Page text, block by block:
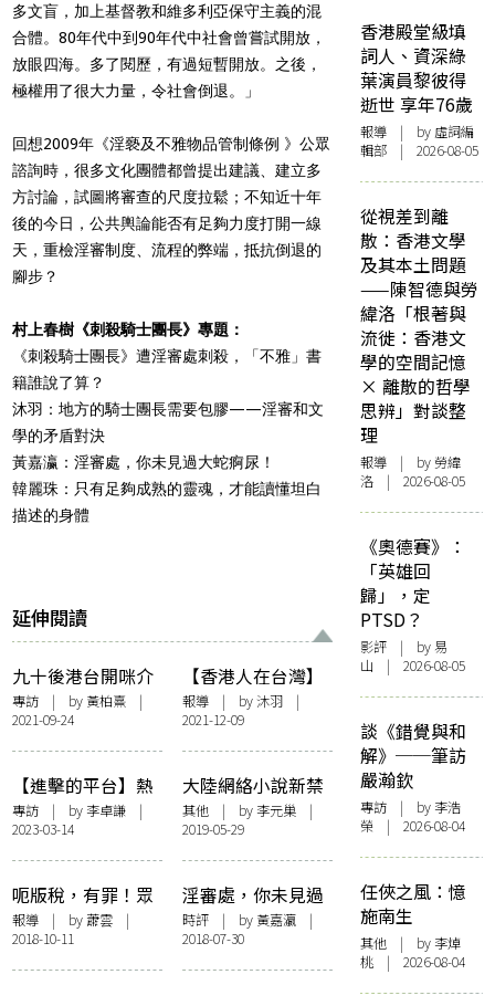
多文盲，加上基督教和維多利亞保守主義的混
合體。80年代中到90年代中社會曾嘗試開放，
放眼四海。多了閱歷，有過短暫開放。之後，
極權用了很大力量，令社會倒退。」
回想2009年《淫褻及不雅物品管制條例 》公眾
諮詢時，很多文化團體都曾提出建議、建立多
方討論，試圖將審查的尺度拉鬆；不知近十年
後的今日，公共輿論能否有足夠力度打開一線
天，重檢淫審制度、流程的弊端，抵抗倒退的
腳步 ？
村上春樹《刺殺騎士團長》專題：
《刺殺騎士團長》遭淫審處刺殺，「不雅」書
籍誰說了算？
沐羽：地方的騎士團長需要包膠——淫審和文
學的矛盾對決
黃嘉瀛：淫審處，你未見過大蛇痾尿！
韓麗珠：只有足夠成熟的靈魂，才能讀懂坦白
描述的身體
延伸閱讀
九十後港台開咪介
紹文學團體 「香港
文學十三邀」：希
望帶來更多想像與
認知
專訪 | by 黃柏熹 |
2021-09-24
【香港人在台灣】
行行企企蕩失路
——記台文館「追
憶我城──香港文
學年華」特展
報導| by沐羽|
2021-12-09
【進擊的平台】熱
血漫畫設計宅——
專訪本地漫畫團體
「紙本分格」
專訪 | by 李卓謙 |
2023-03-14
大陸網絡小說新禁
令！寫及性相關是
高風險！網民：中
國特色柏拉圖網絡
小說更誘惑
其他| by 李元巢 |
2019-05-29
呃版稅，有罪！眾
作者入稟提告「出
一點」
報導 | by 蕭雲 |
2018-10-11
淫審處，你未見過
大蛇痾尿！
時評| by 黃嘉瀛|
2018-07-30
香港殿堂級填
詞人、資深綠
葉演員黎彼得
逝世 享年76歲
報導 | by 虛詞編
輯部 | 2026-08-05
從視差到離
散：香港文學
及其本土問題
——陳智德與勞
緯洛「根著與
流徙：香港文
學的空間記憶
× 離散的哲學
思辨」對談整
理
報導 | by 勞緯
洛 | 2026-08-05
《奧德賽》：
「英雄回
歸」，定
PTSD？
影評 | by 易
山 | 2026-08-05
談《錯覺與和
解》──筆訪
嚴瀚欽
專訪 | by 李浩
榮 | 2026-08-04
任俠之風：憶
施南生
其他 | by 李焯
桃 | 2026-08-04